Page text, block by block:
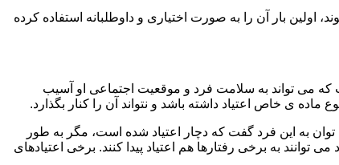
اولین بار آن را به صورت اختیاری و داوطلبانه استفاده کرده
می تواند به سلامت فرد و موقعیت اجتماعی او آسیب
ی خاص اعتیاد داشته باشد و نتواند آن را کنار بگذارد.
به این فرد گفت که دچار اعتیاد شده است، مگر به طور
به برخی رفتارها هم اعتیاد پیدا کنند. برخی اعتیادهای